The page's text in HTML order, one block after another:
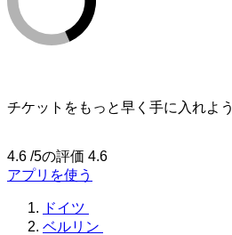
チケットをもっと早く手に入れよう
4.6 /5の評価 4.6
アプリを使う
ドイツ
ベルリン